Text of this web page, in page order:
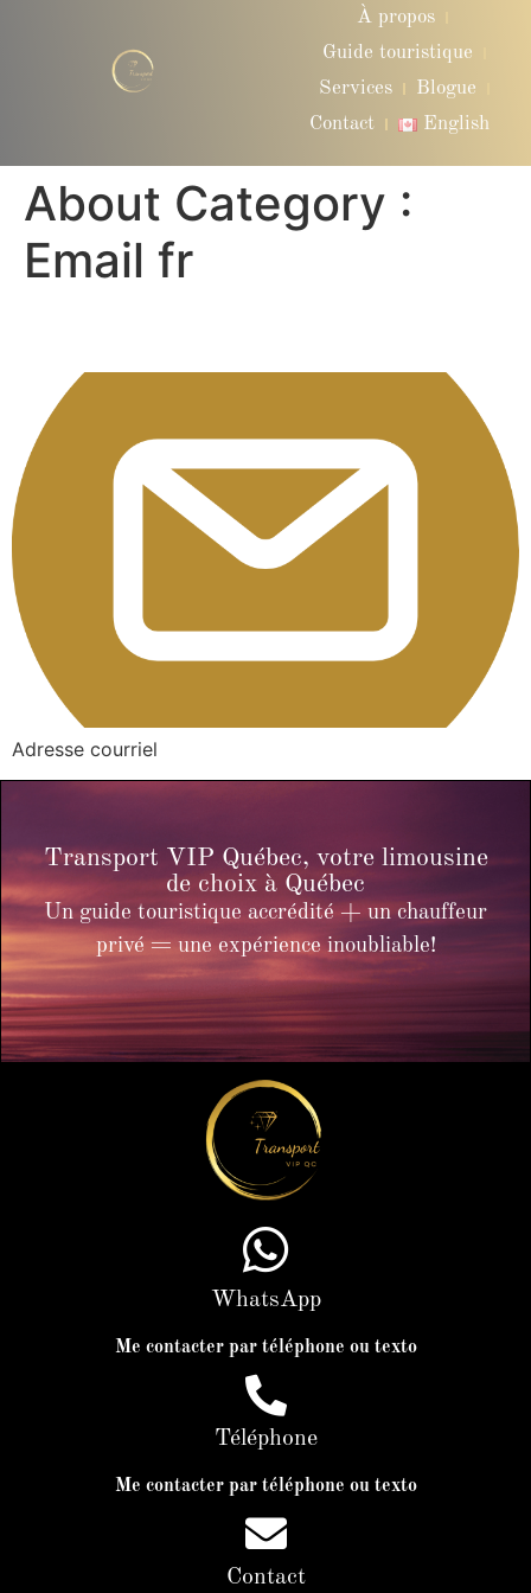
À propos
Guide touristique
Services
Blogue
Contact
English
About Category :
Email fr
Adresse courriel
Transport VIP Québec, votre limousine
de choix à Québec
Un guide touristique accrédité + un chauffeur
privé = une expérience inoubliable!
WhatsApp
Me contacter par téléphone ou texto
Téléphone
Me contacter par téléphone ou texto
Contact